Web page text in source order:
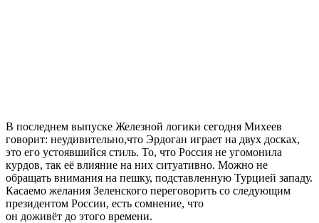
В последнем выпуске Железной логики сегодня Михеев
говорит: неудивительно,что Эрдоган играет на двух досках,
это его устоявшийся стиль. То, что Россия не угомонила
курдов, так её влияние на них ситуативно. Можно не
обращать внимания на пешку, подставленную Турцией западу.
Касаемо желания Зеленского переговорить со следующим
президентом России, есть сомнение, что
он доживёт до этого времени.